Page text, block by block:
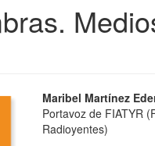
Contenido
principal
Maribel Martínez
Portavoz de FIATYR
Radioyentes)